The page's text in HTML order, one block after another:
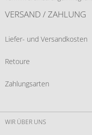
VERSAND / ZAHLUNG
Liefer- und Versandkosten
Retoure
Zahlungsarten
WIR ÜBER UNS